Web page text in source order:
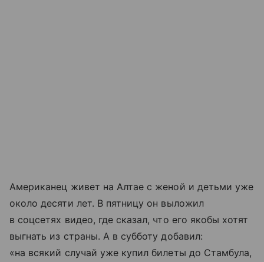
Американец живет на Алтае с женой и детьми уже
около десяти лет. В пятницу он выложил
в соцсетях видео, где сказал, что его якобы хотят
выгнать из страны. А в субботу добавил:
«на всякий случай уже купил билеты до Стамбула,